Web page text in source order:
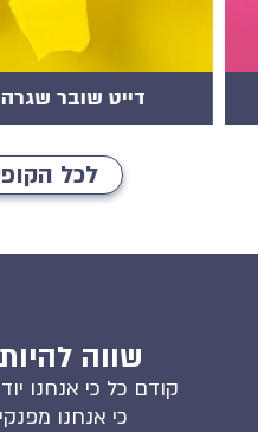
דייט שובר
לכל
שווה
קודם כל כי אנחנו
כי אנחנו